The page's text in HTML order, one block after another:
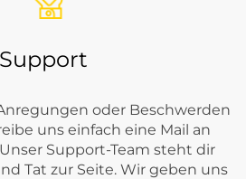
Support
oder Beschwerden
uns einfach eine Mail an
Support-Team steht dir
Tat zur Seite. Wir geben uns